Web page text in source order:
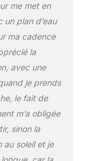
me met en
plan d’eau
ma cadence
la
avec une
je prends
le fait de
m’a obligée
sinon la
au soleil et je